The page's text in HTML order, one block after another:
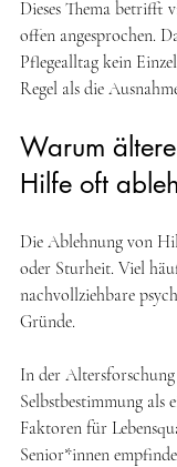
Dieses Thema betrifft
offen angesprochen.
Pflegealltag kein
Regel als die
Warum
Hilfe oft
Die Ablehnung von
oder Sturheit. Viel
nachvollziehbare
Gründe.
In der
Selbstbestimmung als
Faktoren für
Senior*innen